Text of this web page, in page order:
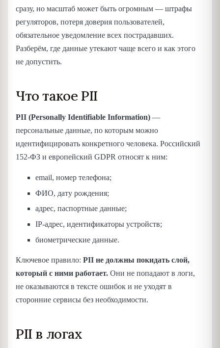
сразу, но масштаб может быть огромным — штрафы
регуляторов, потеря доверия пользователей,
обязательное уведомление всех пострадавших.
Разберём, где данные утекают чаще всего и как этого
не допустить.
Что такое PII
PII (Personally Identifiable Information) —
персональные данные, по которым можно
идентифицировать конкретного человека. Российский
152-ФЗ и европейский GDPR относят к ним:
email, номер телефона;
ФИО, дату рождения;
адрес, паспортные данные;
IP-адрес, идентификаторы устройств;
биометрические данные.
Ключевое правило: PII не должны покидать слой,
который с ними работает. Они не попадают в логи,
не оказываются в тексте ошибок и не уходят в
сторонние сервисы без необходимости.
PII в логах